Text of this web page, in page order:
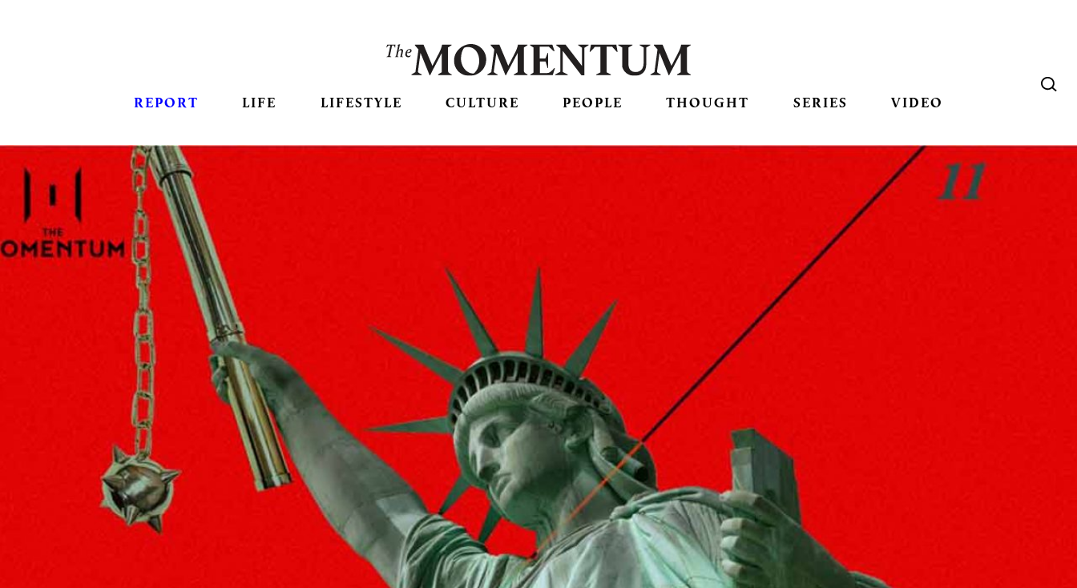
REPORT LIFE LIFESTYLE CULTURE PEOPLE THOUGHT SERIES VIDEO